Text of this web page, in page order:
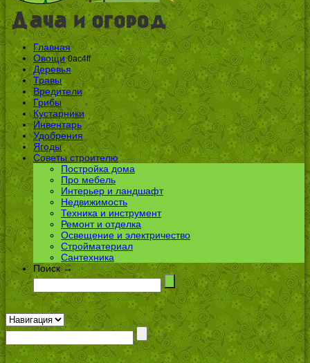
Главная
Овощи 0ac4ff
Деревья
Травы
Вредители
Грибы
Кустарники
Инвентарь
Удобрения
Ягоды
Советы строителю
Постройка дома
Про мебель
Интерьер и ландшафт
Недвижимость
Техника и инструмент
Ремонт и отделка
Освещение и электричество
Стройматериал
Сантехника
Поиск →